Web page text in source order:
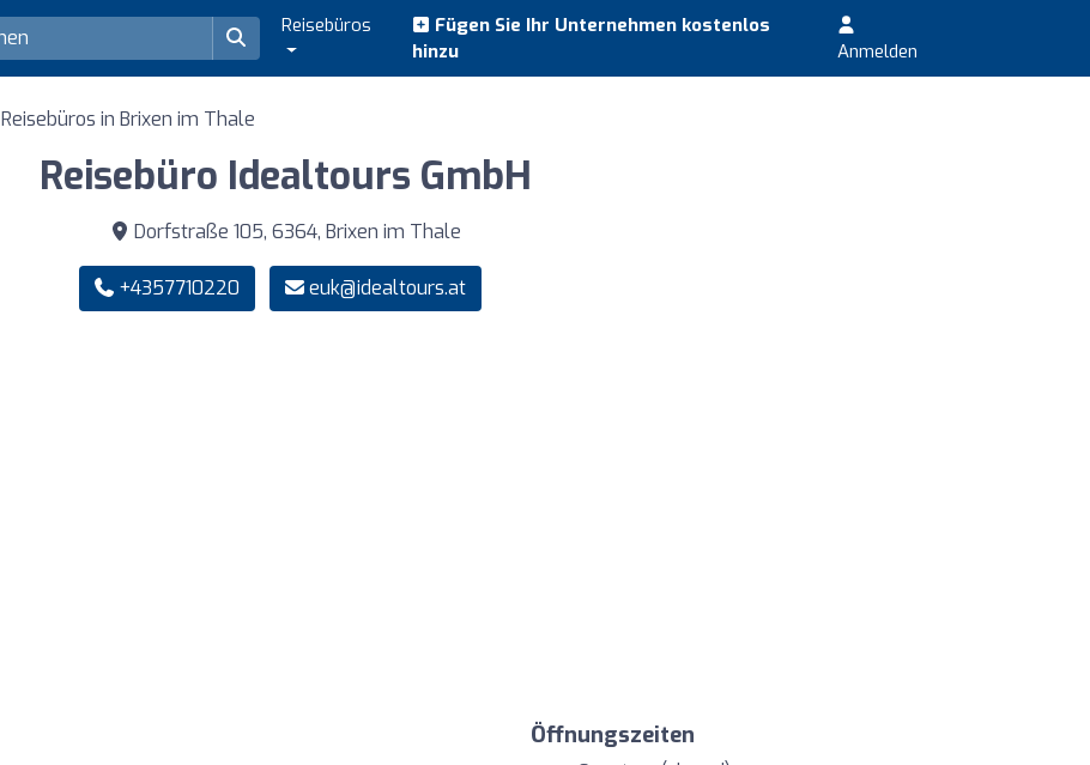
Reisebüros
Fügen Sie Ihr Unternehmen kostenlos
hinzu
Anmelden
Reisebüros in Brixen im Thale
Reisebüro Idealtours GmbH
Dorfstraße 105, 6364, Brixen im Thale
+4357710220 euk@idealtours.at
Öffnungszeiten